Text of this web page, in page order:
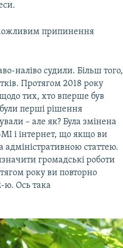
припинення
наліво судили. Більш того,
Протягом 2018 року
тих, хто вперше був
перші рішення
– але як? Була змінена
і інтернет, що якщо ви
адміністративною статтею.
громадські роботи
року ви повторно
ю. Ось така